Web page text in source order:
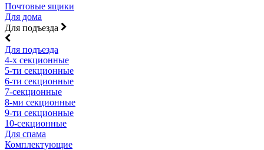
Почтовые ящики
Для дома
Для подъезда
Для подъезда
4-х секционные
5-ти секционные
6-ти секционные
7-секционные
8-ми секционные
9-ти секционные
10-секционные
Для спама
Комплектующие